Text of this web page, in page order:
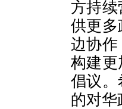
方持
供更
边协
构建
倡议
的对华